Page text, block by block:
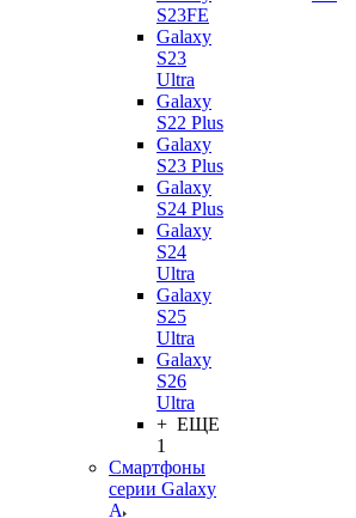
S23FE
Galaxy
S23
Ultra
Galaxy
S22 Plus
Galaxy
S23 Plus
Galaxy
S24 Plus
Galaxy
S24
Ultra
Galaxy
S25
Ultra
Galaxy
S26
Ultra
+ ЕЩЕ
1
Смартфоны
серии Galaxy
A